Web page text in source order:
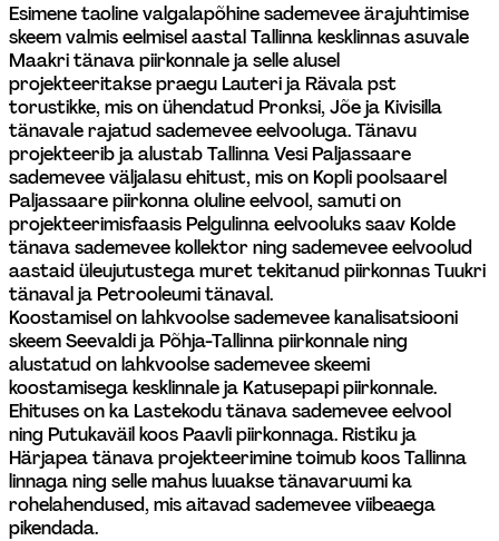
Esimene taoline valgalapõhine sademevee ärajuhtimise
skeem valmis eelmisel aastal Tallinna kesklinnas asuvale
Maakri tänava piirkonnale ja selle alusel
projekteeritakse praegu Lauteri ja Rävala pst
torustikke, mis on ühendatud Pronksi, Jõe ja Kivisilla
tänavale rajatud sademevee eelvooluga. Tänavu
projekteerib ja alustab Tallinna Vesi Paljassaare
sademevee väljalasu ehitust, mis on Kopli poolsaarel
Paljassaare piirkonna oluline eelvool, samuti on
projekteerimisfaasis Pelgulinna eelvooluks saav Kolde
tänava sademevee kollektor ning sademevee eelvoolud
aastaid üleujutustega muret tekitanud piirkonnas Tuukri
tänaval ja Petrooleumi tänaval.
Koostamisel on lahkvoolse sademevee kanalisatsiooni
skeem Seevaldi ja Põhja-Tallinna piirkonnale ning
alustatud on lahkvoolse sademevee skeemi
koostamisega kesklinnale ja Katusepapi piirkonnale.
Ehituses on ka Lastekodu tänava sademevee eelvool
ning Putukaväil koos Paavli piirkonnaga. Ristiku ja
Härjapea tänava projekteerimine toimub koos Tallinna
linnaga ning selle mahus luuakse tänavaruumi ka
rohelahendused, mis aitavad sademevee viibeaega
pikendada.